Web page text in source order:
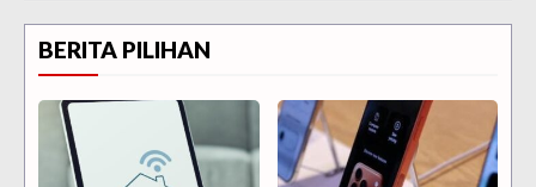
BERITA PILIHAN